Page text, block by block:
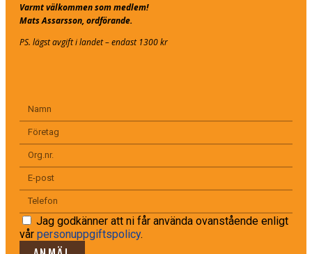
Varmt välkommen som medlem!
Mats Assarsson, ordförande.
PS. lägst avgift i landet – endast 1300 kr
Jag godkänner att ni får använda ovanstående enligt
vår personuppgiftspolicy.